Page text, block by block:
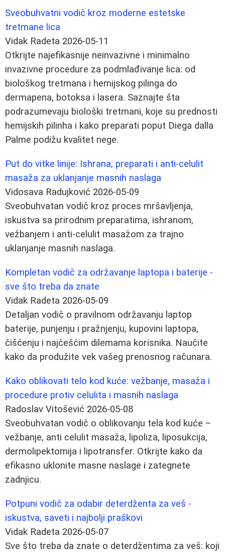
Sveobuhvatni vodič kroz moderne estetske
tretmane lica
Vidak Radeta 2026-05-11
Otkrijte najefikasnije neinvazivne i minimalno
invazivne procedure za podmlađivanje lica: od
biološkog tretmana i hemijskog pilinga do
dermapena, botoksa i lasera. Saznajte šta
podrazumevaju biološki tretmani, koje su prednosti
hemijskih pilinha i kako preparati poput Diega dalla
Palme podižu kvalitet nege.
Put do vitke linije: Ishrana, preparati i anti-celulit
masaža za uklanjanje masnih naslaga
Vidosava Radujković 2026-05-09
Sveobuhvatan vodič kroz proces mršavljenja,
iskustva sa prirodnim preparatima, ishranom,
vežbanjem i anti-celulit masažom za trajno
uklanjanje masnih naslaga.
Kompletan vodič za održavanje laptopa i baterije -
sve što treba da znate
Vidak Radeta 2026-05-09
Detaljan vodič o pravilnom održavanju laptop
baterije, punjenju i pražnjenju, kupovini laptopa,
čišćenju i najčešćim dilemama korisnika. Naučite
kako da produžite vek vašeg prenosnog računara.
Kako oblikovati telo kod kuće: vežbanje, masaža i
procedure protiv celulita i masnih naslaga
Radoslav Vitošević 2026-05-08
Sveobuhvatan vodič o oblikovanju tela kod kuće –
vežbanje, anti celulit masaža, lipoliza, liposukcija,
dermolipektomija i lipotransfer. Otkrijte kako da
efikasno uklonite masne naslage i zategnete
zadnjicu.
Potpuni vodič za odabir deterdženta za veš -
iskustva, saveti i najbolji praškovi
Vidak Radeta 2026-05-07
Sve što treba da znate o deterdžentima za veš: koji